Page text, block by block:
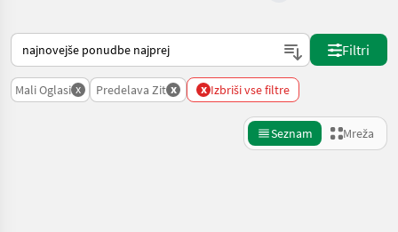
Tako je razvrščeno na Landwirt.com
Filtri
Mali Oglasi x Predelava Zit x x Izbriši vse filtre
Seznam Mreža